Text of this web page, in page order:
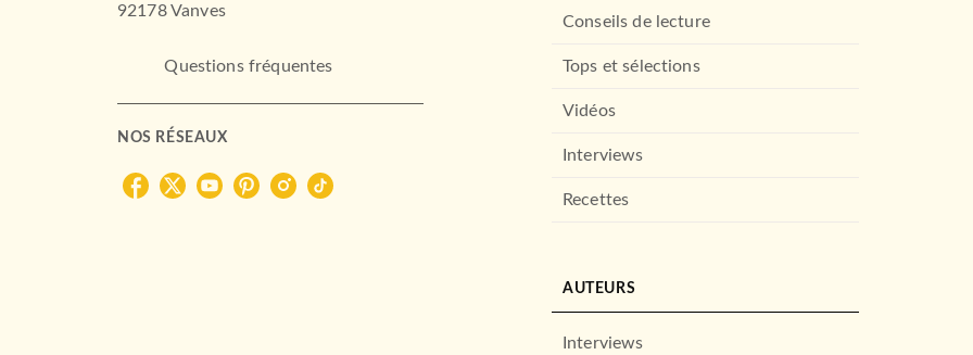
92178 Vanves
Questions fréquentes
NOS RÉSEAUX
Conseils de lecture
Tops et sélections
Vidéos
Interviews
Recettes
AUTEURS
Interviews